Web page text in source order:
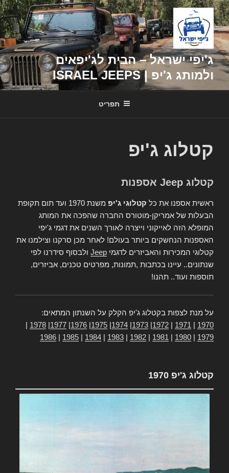
דילוג
לתוכן
ג'יפי ישראל – הבית לג'יפאים
ולמותג ג'יפ | ISRAEL JEEPS
תפריט
קטלוג ג'יפ
קטלוג Jeep אספנות
ראשית אספנו את כל קטלוגי ג'יפ
משנת 1970 ועד תום תקופת
הבעלות של אמריקן-מוטורס החברה שהפכה את המותג
המופלא הזה לאייקוני וייצרה לאורך השנים את דגמי ג'יפי
האספנות הנחשקים ביותר בעולם! לאחר מכן סרקנו וצילמנו את
קטלוגי המכירות והאביזרים לדגמי Jeep ולבסוף סידרנו לפי
שנתונים.. עיינו בכתבות ,תמונות, מפרטים טכנים, אביזרים,
תוספות ועוד.. תהנו!
על מנת לצפות בקטלוג ג'יפ הקלק על השנתון המתאים:
1970
1971
1972
1973
1974
1975
1976
1977
1978
1979
1980
1981
1982
1983
1984
1985
1986
קטלוג ג'יפ 1970